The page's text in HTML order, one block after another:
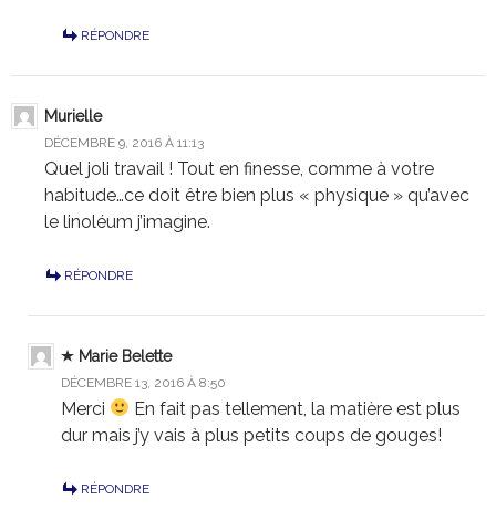
RÉPONDRE
Murielle
DÉCEMBRE 9, 2016 À 11:13
Quel joli travail ! Tout en finesse, comme à votre
habitude…ce doit être bien plus « physique » qu’avec
le linoléum j’imagine.
RÉPONDRE
Marie Belette
DÉCEMBRE 13, 2016 À 8:50
Merci
En fait pas tellement, la matière est plus
dur mais j’y vais à plus petits coups de gouges!
RÉPONDRE